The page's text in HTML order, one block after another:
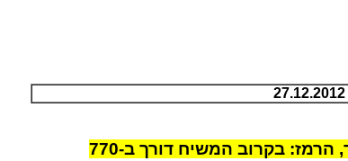
שיירת טנקים של חב"ד, הרמז: בקרוב המשיח דורך ב-770